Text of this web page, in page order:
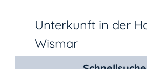
Unterkunft in der
Wismar